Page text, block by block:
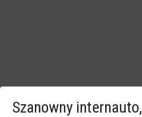
Szanowny internauto,